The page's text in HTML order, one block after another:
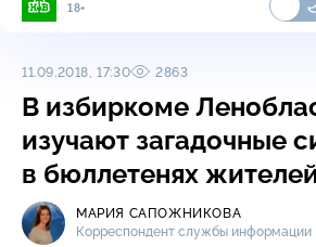
18+
11.09.2018, 17:30 2863
В избиркоме
изучают загадочные
в бюллетенях
МАРИЯ САПОЖНИКОВА
Корреспондент службы